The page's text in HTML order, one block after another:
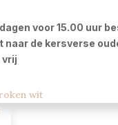
voor 15.00 uur
de kersverse
vrij